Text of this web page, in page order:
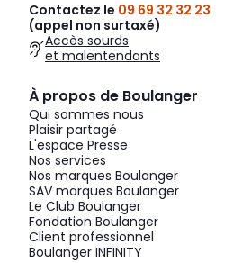
Contactez le 09 69 32 32 23
(appel non surtaxé)
Accès sourds
et malentendants
À propos de Boulanger
Qui sommes nous
Plaisir partagé
L'espace Presse
Nos services
Nos marques Boulanger
SAV marques Boulanger
Le Club Boulanger
Fondation Boulanger
Client professionnel
Boulanger INFINITY